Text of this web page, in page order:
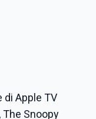
di Apple TV
The Snoopy